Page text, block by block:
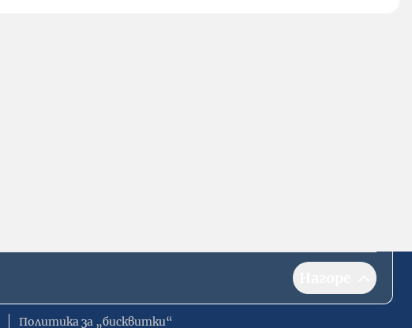
Политика за „бисквитки“